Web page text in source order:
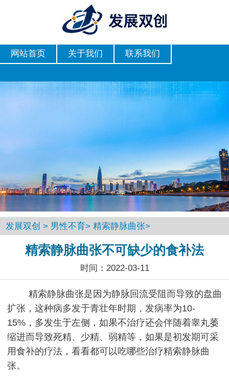
网站首页 关于我们 联系我们
发展双创 > 男性不育> 精索静脉曲张>
精索静脉曲张不可缺少的食补法
时间：2022-03-11
精索静脉曲张是因为静脉回流受阻而导致的盘曲
扩张，这种病多发于青壮年时期，发病率为10-
15%，多发生于左侧，如果不治疗还会伴随着睾丸萎
缩进而导致死精、少精、弱精等，如果是初发期可采
用食补的疗法，看看都可以吃哪些治疗精索静脉曲
张。